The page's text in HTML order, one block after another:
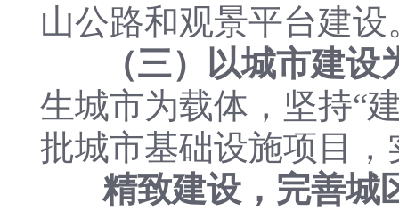
山公路和观景平台建设
（三）以城市建
生城市为载体，坚持“
批城市基础设施项目
精致建设，完善城